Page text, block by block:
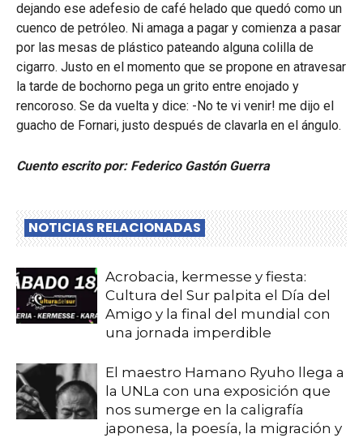
dejando ese adefesio de café helado que quedó como un
cuenco de petróleo. Ni amaga a pagar y comienza a pasar
por las mesas de plástico pateando alguna colilla de
cigarro. Justo en el momento que se propone en atravesar
la tarde de bochorno pega un grito entre enojado y
rencoroso. Se da vuelta y dice: -No te vi venir! me dijo el
guacho de Fornari, justo después de clavarla en el ángulo.
Cuento escrito por: Federico Gastón Guerra
NOTICIAS RELACIONADAS
Acrobacia, kermesse y fiesta:
Cultura del Sur palpita el Día del
Amigo y la final del mundial con
una jornada imperdible
El maestro Hamano Ryuho llega a
la UNLa con una exposición que
nos sumerge en la caligrafía
japonesa, la poesía, la migración y